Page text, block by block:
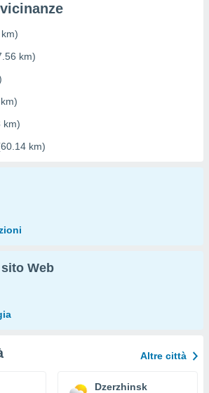
km)
km)
km)
Web
Altre città
Dzerzhinsk